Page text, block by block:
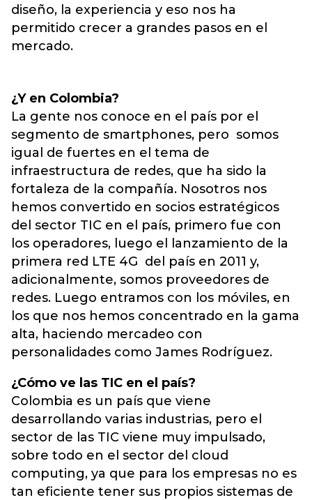
diseño, la experiencia y eso nos ha
permitido crecer a grandes pasos en el
mercado.
¿Y en Colombia?
La gente nos conoce en el país por el
segmento de smartphones, pero somos
igual de fuertes en el tema de
infraestructura de redes, que ha sido la
fortaleza de la compañía. Nosotros nos
hemos convertido en socios estratégicos
del sector TIC en el país, primero fue con
los operadores, luego el lanzamiento de la
primera red LTE 4G del país en 2011 y,
adicionalmente, somos proveedores de
redes. Luego entramos con los móviles, en
los que nos hemos concentrado en la gama
alta, haciendo mercadeo con
personalidades como James Rodríguez.
¿Cómo ve las TIC en el país?
Colombia es un país que viene
desarrollando varias industrias, pero el
sector de las TIC viene muy impulsado,
sobre todo en el sector del cloud
computing, ya que para los empresas no es
tan eficiente tener sus propios sistemas de